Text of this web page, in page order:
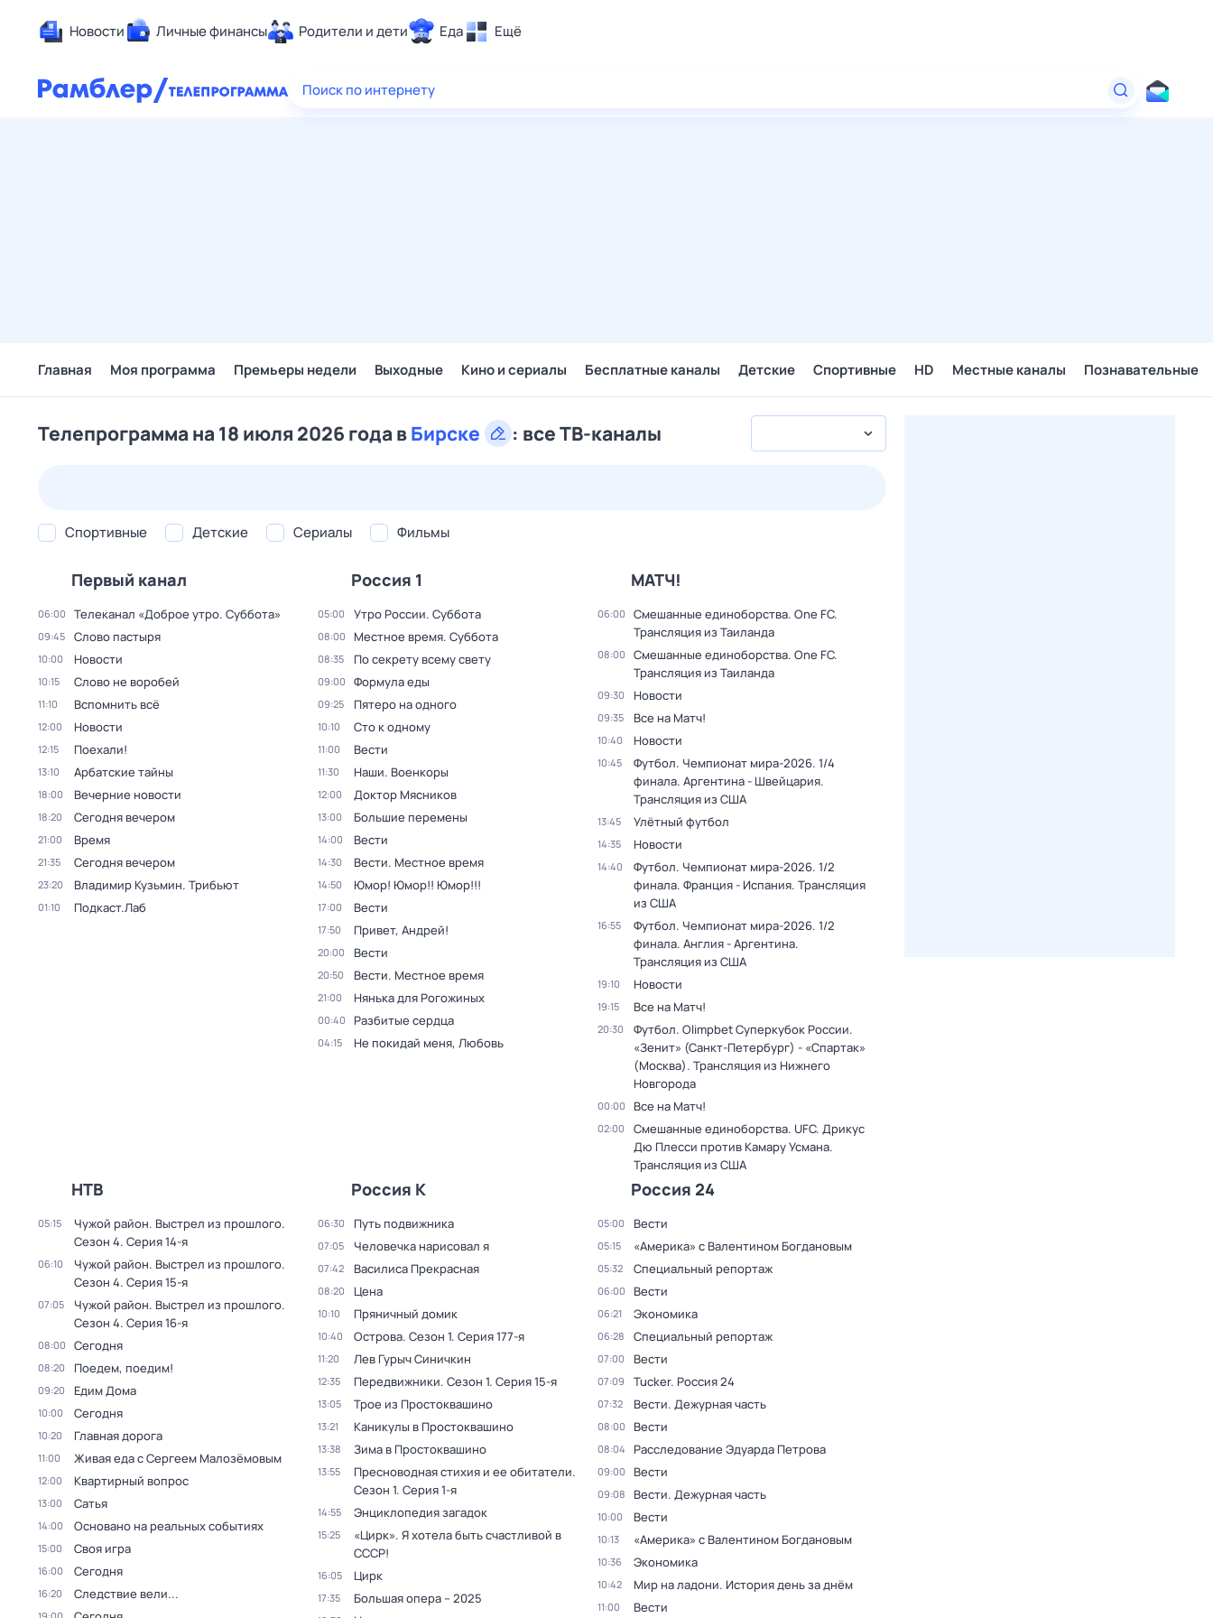
Новости Личные финансы Родители и дети Еда Ещё
Здоровье
Поиск по интернету
Главная Моя программа Премьеры недели Выходные Кино и сериалы Бесплатные каналы Детские Спортивные HD Местные каналы Познавательные
Телепрограмма на 18 июля 2026 года вБирске : все ТВ-каналы
Спортивные Детские Сериалы Фильмы
Первый канал
06:00 Телеканал «Доброе утро. Суббота»
09:45 Слово пастыря
10:00 Новости
10:15 Слово не воробей
11:10 Вспомнить всё
12:00 Новости
12:15 Поехали!
13:10 Арбатские тайны
18:00 Вечерние новости
18:20 Сегодня вечером
21:00 Время
21:35 Сегодня вечером
23:20 Владимир Кузьмин. Трибьют
01:10 Подкаст.Лаб
Россия 1
05:00 Утро России. Суббота
08:00 Местное время. Суббота
08:35 По секрету всему свету
09:00 Формула еды
09:25 Пятеро на одного
10:10 Сто к одному
11:00 Вести
11:30 Наши. Военкоры
12:00 Доктор Мясников
13:00 Большие перемены
14:00 Вести
14:30 Вести. Местное время
14:50 Юмор! Юмор!! Юмор!!!
17:00 Вести
17:50 Привет, Андрей!
20:00 Вести
20:50 Вести. Местное время
21:00 Нянька для Рогожиных
00:40 Разбитые сердца
04:15 Не покидай меня, Любовь
МАТЧ!
06:00
Смешанные единоборства. One FC.
Трансляция из Таиланда
08:00
Смешанные единоборства. One FC.
Трансляция из Таиланда
09:30 Новости
09:35 Все на Матч!
10:40 Новости
10:45
Футбол. Чемпионат мира-2026. 1/4
финала. Аргентина - Швейцария.
Трансляция из США
13:45 Улётный футбол
14:35 Новости
14:40
Футбол. Чемпионат мира-2026. 1/2
финала. Франция - Испания. Трансляция
из США
16:55
Футбол. Чемпионат мира-2026. 1/2
финала. Англия - Аргентина.
Трансляция из США
19:10 Новости
19:15 Все на Матч!
20:30
Футбол. Olimpbet Суперкубок России.
«Зенит» (Санкт-Петербург) - «Спартак»
(Москва). Трансляция из Нижнего
Новгорода
00:00 Все на Матч!
02:00
Смешанные единоборства. UFC. Дрикус
Дю Плесси против Камару Усмана.
Трансляция из США
НТВ
05:15 Чужой район. Выстрел из прошлого.
Сезон 4. Серия 14-я
06:10 Чужой район. Выстрел из прошлого.
Сезон 4. Серия 15-я
07:05 Чужой район. Выстрел из прошлого.
Сезон 4. Серия 16-я
08:00 Сегодня
08:20 Поедем, поедим!
09:20 Едим Дома
10:00 Сегодня
10:20 Главная дорога
11:00 Живая еда с Сергеем Малозёмовым
12:00 Квартирный вопрос
13:00 Сатья
14:00 Основано на реальных событиях
15:00 Своя игра
16:00 Сегодня
16:20 Следствие вели...
Россия К
06:30 Путь подвижника
07:05 Человечка нарисовал я
07:42 Василиса Прекрасная
08:20 Цена
10:10 Пряничный домик
10:40 Острова. Сезон 1. Серия 177-я
11:20 Лев Гурыч Синичкин
12:35 Передвижники. Сезон 1. Серия 15-я
13:05 Трое из Простоквашино
13:21 Каникулы в Простоквашино
13:38 Зима в Простоквашино
13:55 Пресноводная стихия и ее обитатели.
Сезон 1. Серия 1-я
14:55 Энциклопедия загадок
15:25
«Цирк». Я хотела быть счастливой в
СССР!
16:05 Цирк
17:35 Большая опера – 2025
Россия 24
05:00 Вести
05:15 «Америка» с Валентином Богдановым
05:32 Специальный репортаж
06:00 Вести
06:21 Экономика
06:28 Специальный репортаж
07:00 Вести
07:09 Tucker. Россия 24
07:32 Вести. Дежурная часть
08:00 Вести
08:04 Расследование Эдуарда Петрова
09:00 Вести
09:08 Вести. Дежурная часть
10:00 Вести
10:13 «Америка» с Валентином Богдановым
10:36 Экономика
10:42 Мир на ладони. История день за днём
11:00 Вести